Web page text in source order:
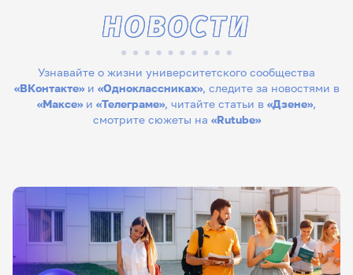
Узнавайте о жизни университетского сообщества
«ВКонтакте»и «Одноклассниках», следите за новостями в
«Максе» и «Телеграме», читайте статьи в «Дзене»,
смотрите сюжеты на «Rutube»
НОВОСТИ